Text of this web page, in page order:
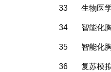
33 生物医
34 智能化
35 智能化
36 复苏模